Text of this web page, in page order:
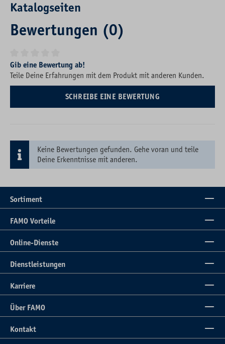
Katalogseiten
Bewertungen (0)
Durchschnittliche Bewertung von 0 von 5 Sternen
Gib eine Bewertung ab!
Teile Deine Erfahrungen mit dem Produkt mit anderen Kunden.
SCHREIBE EINE BEWERTUNG
Keine Bewertungen gefunden. Gehe voran und teile
Deine Erkenntnisse mit anderen.
Sortiment
FAMO Vorteile
Online-Dienste
Dienstleistungen
Karriere
Über FAMO
Kontakt